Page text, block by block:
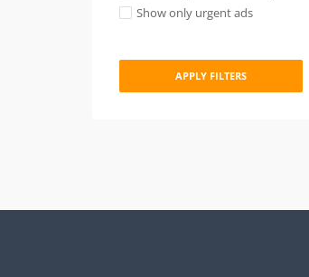
Show only urgent ads
APPLY FILTERS